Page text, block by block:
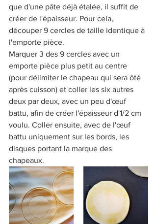
que d'une pâte déjà étalée, il suffit de
créer de l'épaisseur. Pour cela,
découper 9 cercles de taille identique à
l'emporte pièce.
Marquer 3 des 9 cercles avec un
emporte pièce plus petit au centre
(pour délimiter le chapeau qui sera ôté
après cuisson) et coller les six autres
deux par deux, avec un peu d'œuf
battu, afin de créer l'épaisseur d'1/2 cm
voulu. Coller ensuite, avec de l'œuf
battu uniquement sur les bords, les
disques portant la marque des
chapeaux.